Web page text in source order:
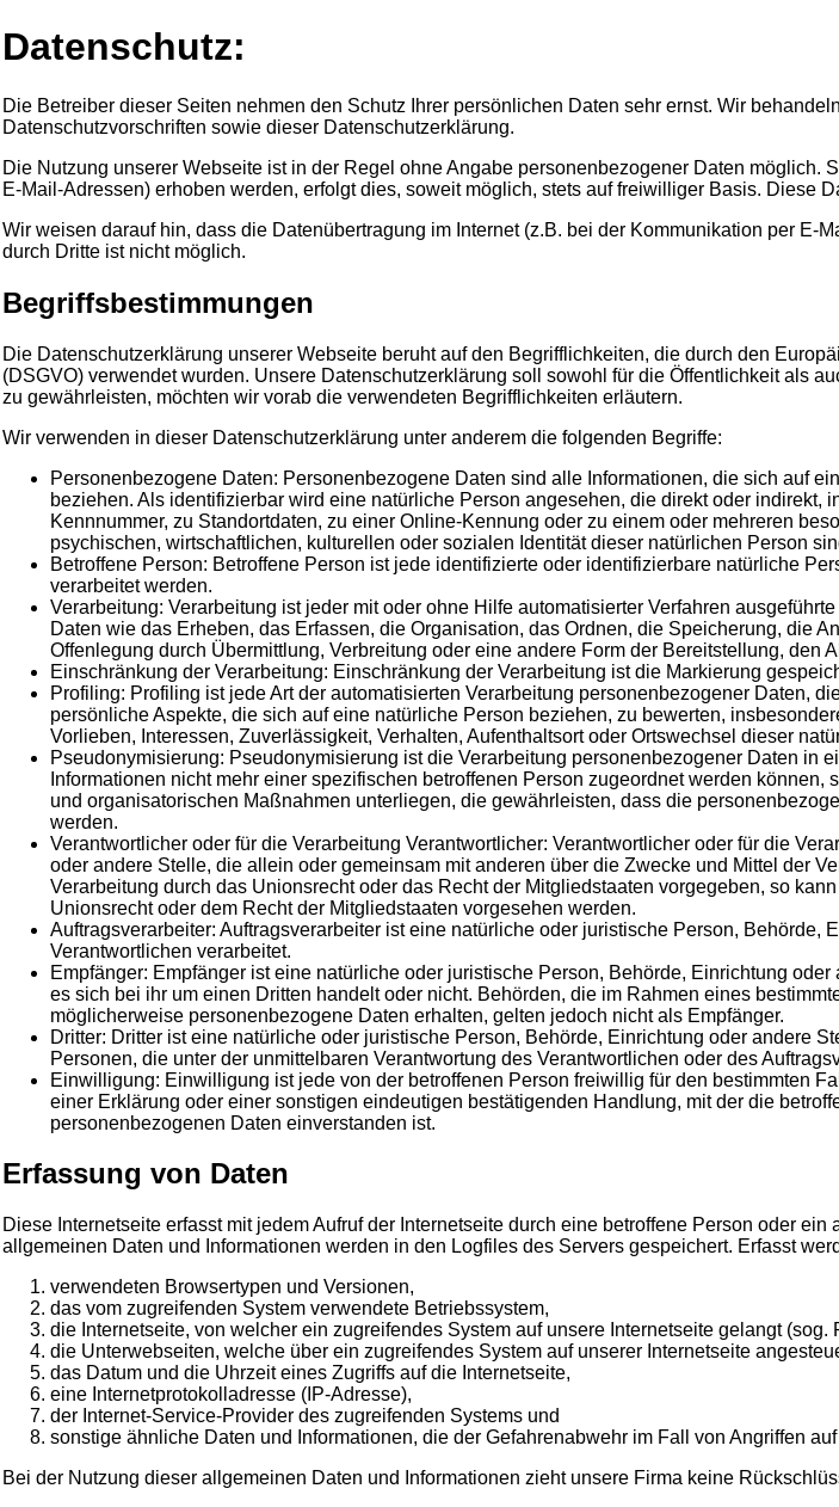
Datenschutz:
Die Betreiber dieser Seiten nehmen den Schutz Ihrer persönlichen Daten sehr ernst. Wir
Datenschutzvorschriften sowie dieser Datenschutzerklärung.
Die Nutzung unserer Webseite ist in der Regel ohne Angabe personenbezogener Daten
E-Mail-Adressen) erhoben werden, erfolgt dies, soweit möglich, stets auf freiwilliger Basis. Diese
Wir weisen darauf hin, dass die Datenübertragung im Internet (z.B. bei der Kommunikation per
durch Dritte ist nicht möglich.
Begriffsbestimmungen
Die Datenschutzerklärung unserer Webseite beruht auf den Begrifflichkeiten, die durch den
(DSGVO) verwendet wurden. Unsere Datenschutzerklärung soll sowohl für die Öffentlichkeit als
zu gewährleisten, möchten wir vorab die verwendeten Begrifflichkeiten erläutern.
Wir verwenden in dieser Datenschutzerklärung unter anderem die folgenden Begriffe:
Personenbezogene Daten: Personenbezogene Daten sind alle Informationen, die sich auf
beziehen. Als identifizierbar wird eine natürliche Person angesehen, die direkt oder
Kennnummer, zu Standortdaten, zu einer Online-Kennung oder zu einem oder mehreren
psychischen, wirtschaftlichen, kulturellen oder sozialen Identität dieser natürlichen Person
Betroffene Person: Betroffene Person ist jede identifizierte oder identifizierbare natürliche
verarbeitet werden.
Verarbeitung: Verarbeitung ist jeder mit oder ohne Hilfe automatisierter Verfahren
Daten wie das Erheben, das Erfassen, die Organisation, das Ordnen, die Speicherung, die
Offenlegung durch Übermittlung, Verbreitung oder eine andere Form der Bereitstellung,
Einschränkung der Verarbeitung: Einschränkung der Verarbeitung ist die Markierung
Profiling: Profiling ist jede Art der automatisierten Verarbeitung personenbezogener Daten,
persönliche Aspekte, die sich auf eine natürliche Person beziehen, zu bewerten,
Vorlieben, Interessen, Zuverlässigkeit, Verhalten, Aufenthaltsort oder Ortswechsel dieser
Pseudonymisierung: Pseudonymisierung ist die Verarbeitung personenbezogener Daten
Informationen nicht mehr einer spezifischen betroffenen Person zugeordnet werden
und organisatorischen Maßnahmen unterliegen, die gewährleisten, dass die
werden.
Verantwortlicher oder für die Verarbeitung Verantwortlicher: Verantwortlicher oder für die
oder andere Stelle, die allein oder gemeinsam mit anderen über die Zwecke und Mittel der
Verarbeitung durch das Unionsrecht oder das Recht der Mitgliedstaaten vorgegeben, so
Unionsrecht oder dem Recht der Mitgliedstaaten vorgesehen werden.
Auftragsverarbeiter: Auftragsverarbeiter ist eine natürliche oder juristische Person,
Verantwortlichen verarbeitet.
Empfänger: Empfänger ist eine natürliche oder juristische Person, Behörde, Einrichtung
es sich bei ihr um einen Dritten handelt oder nicht. Behörden, die im Rahmen eines
möglicherweise personenbezogene Daten erhalten, gelten jedoch nicht als Empfänger.
Dritter: Dritter ist eine natürliche oder juristische Person, Behörde, Einrichtung oder andere
Personen, die unter der unmittelbaren Verantwortung des Verantwortlichen oder des
Einwilligung: Einwilligung ist jede von der betroffenen Person freiwillig für den bestimmten
einer Erklärung oder einer sonstigen eindeutigen bestätigenden Handlung, mit der die
personenbezogenen Daten einverstanden ist.
Erfassung von Daten
Diese Internetseite erfasst mit jedem Aufruf der Internetseite durch eine betroffene Person oder
allgemeinen Daten und Informationen werden in den Logfiles des Servers gespeichert. Erfasst
verwendeten Browsertypen und Versionen,
das vom zugreifenden System verwendete Betriebssystem,
die Internetseite, von welcher ein zugreifendes System auf unsere Internetseite gelangt (sog.
die Unterwebseiten, welche über ein zugreifendes System auf unserer Internetseite
das Datum und die Uhrzeit eines Zugriffs auf die Internetseite,
eine Internetprotokolladresse (IP-Adresse),
der Internet-Service-Provider des zugreifenden Systems und
sonstige ähnliche Daten und Informationen, die der Gefahrenabwehr im Fall von Angriffen
Bei der Nutzung dieser allgemeinen Daten und Informationen zieht unsere Firma keine